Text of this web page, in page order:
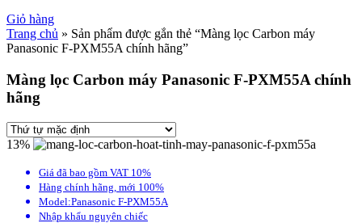
Giỏ hàng
Trang chủ » Sản phẩm được gắn thẻ “Màng lọc Carbon máy
Panasonic F-PXM55A chính hãng”
Màng lọc Carbon máy Panasonic F-PXM55A chính
hãng
13%
Giá đã bao gồm VAT 10%
Hàng chính hãng, mới 100%
Model:Panasonic F-PXM55A
Nhập khẩu nguyên chiếc